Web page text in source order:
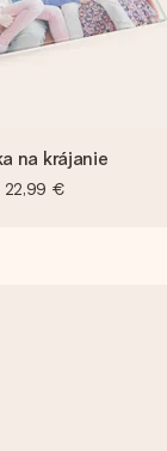
na krájanie
22,99 €